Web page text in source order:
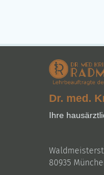
Dr. med.
Ihre
80935